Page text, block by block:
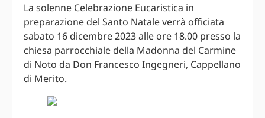
La solenne Celebrazione Eucaristica in
preparazione del Santo Natale verrà officiata
sabato 16 dicembre 2023 alle ore 18.00 presso la
chiesa parrocchiale della Madonna del Carmine
di Noto da Don Francesco Ingegneri, Cappellano
di Merito.